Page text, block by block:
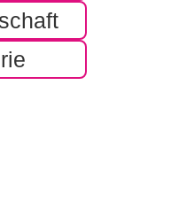
ab 50